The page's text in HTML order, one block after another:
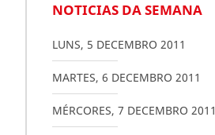
NOTICIAS DA SEMANA
LUNS, 5 DECEMBRO 2011
MARTES, 6 DECEMBRO 2011
MÉRCORES, 7 DECEMBRO 2011